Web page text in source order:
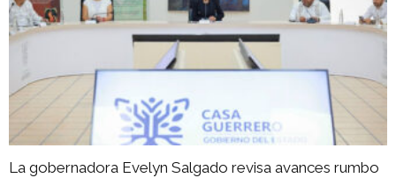
La gobernadora Evelyn Salgado revisa avances rumbo